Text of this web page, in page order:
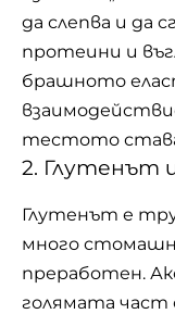
да слепва и да
протеини и
брашното
тестото става
2. Глутенът
Глутенът е
много
преработен.
голямата част